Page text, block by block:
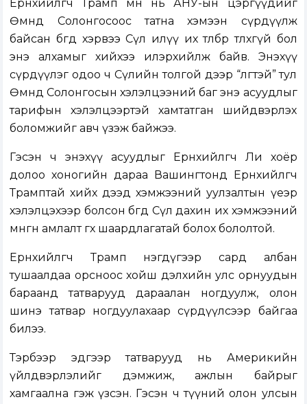
Ерөнхийлөгч Трамп өмнө нь АНУ-ын цэргүүдийг
Өмнөд Солонгосоос татна хэмээн сүрдүүлж
байсан бөгөөд хэрвээ Сөүл илүү их төлбөр төлөхгүй бол
энэ алхамыг хийхээ илэрхийлж байв. Энэхүү
сүрдүүлэг одоо ч Сөүлийн толгой дээр “өлгөөтэй” тул
Өмнөд Солонгосын хэлэлцээний баг энэ асуудлыг
тарифын хэлэлцээртэй хамтатган шийдвэрлэх
боломжийг авч үзэж байжээ.
Гэсэн ч энэхүү асуудлыг Ерөнхийлөгч Ли хоёр
долоо хоногийн дараа Вашингтонд Ерөнхийлөгч
Трамптай хийх дээд хэмжээний уулзалтын үеэр
хэлэлцэхээр болсон бөгөөд Сөүл дахин их хэмжээний
мөнгөн амлалт өгөх шаардлагатай болох бололтой.
Ерөнхийлөгч Трамп нэгдүгээр сард албан
тушаалдаа орсноос хойш дэлхийн улс орнуудын
бараанд татварууд дараалан ногдуулж, олон
шинэ татвар ногдуулахаар сүрдүүлсээр байгаа
билээ.
Тэрбээр эдгээр татварууд нь Америкийн
үйлдвэрлэлийг дэмжиж, ажлын байрыг
хамгаална гэж үзсэн. Гэсэн ч түүний олон улсын